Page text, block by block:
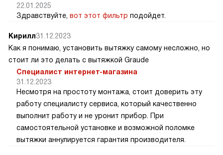
22.01.2025
Здравствуйте, вот этот фильтр подойдет.
Кирилл31.12.2023
Как я понимаю, установить вытяжку самому несложно, но
стоит ли это делать с вытяжкой Graude
Специалист интернет-магазина
31.12.2023
Несмотря на простоту монтажа, стоит доверить эту
работу специалисту сервиса, который качественно
выполнит работу и не уронит прибор. При
самостоятельной установке и возможной поломке
вытяжки аннулируется гарантия производителя.